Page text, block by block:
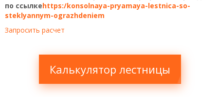
по ссылкеhttps:/konsolnaya-pryamaya-lestnica-so-
steklyannym-ograzhdeniem
Запросить расчет
Калькулятор лестницы